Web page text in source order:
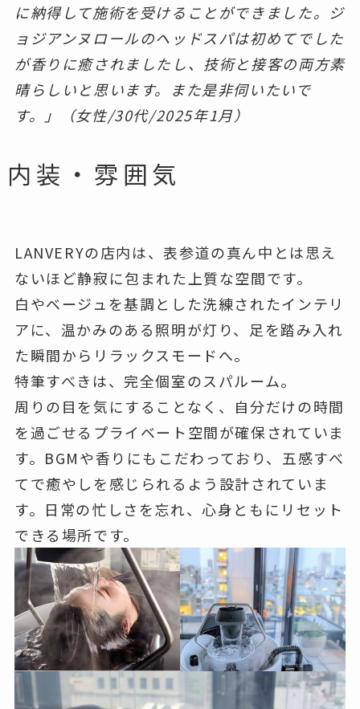
に納得して施術を受けることができました。ジ
ョジアンヌロールのヘッドスパは初めてでした
が香りに癒されましたし、技術と接客の両方素
晴らしいと思います。また是非伺いたいで
す。」（女性/30代/2025年1月）
内装・雰囲気
LANVERYの店内は、表参道の真ん中とは思え
ないほど静寂に包まれた上質な空間です。
白やベージュを基調とした洗練されたインテリ
アに、温かみのある照明が灯り、足を踏み入れ
た瞬間からリラックスモードへ。
特筆すべきは、完全個室のスパルーム。
周りの目を気にすることなく、自分だけの時間
を過ごせるプライベート空間が確保されていま
す。BGMや香りにもこだわっており、五感すべ
てで癒やしを感じられるよう設計されていま
す。日常の忙しさを忘れ、心身ともにリセット
できる場所です。